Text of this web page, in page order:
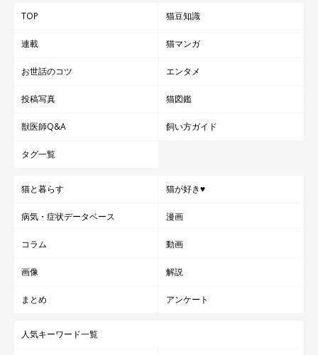
TOP 猫豆知識
連載 猫マンガ
お世話のコツ エンタメ
投稿写真 猫図鑑
獣医師Q&A 飼い方ガイド
タグ一覧
猫と暮らす 猫が好き♥
病気・症状データベース 漫画
コラム 動画
画像 解説
まとめ アンケート
人気キーワード一覧